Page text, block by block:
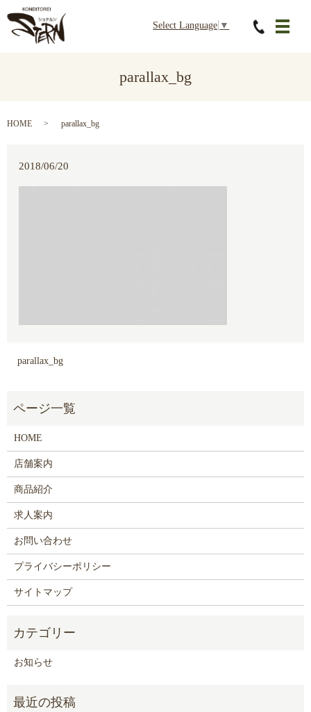
メニ
Select Language ▼
parallax_bg
HOME parallax_bg
2018/06/20
parallax_bg
HOME
店舗案内
商品紹介
求人案内
お問い合わせ
プライバシーポリシー
サイトマップ
お知らせ